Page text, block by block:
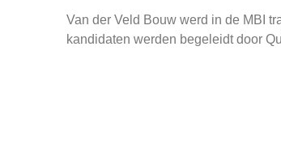
Van der Veld Bouw werd in de MBI
kandidaten werden begeleidt door